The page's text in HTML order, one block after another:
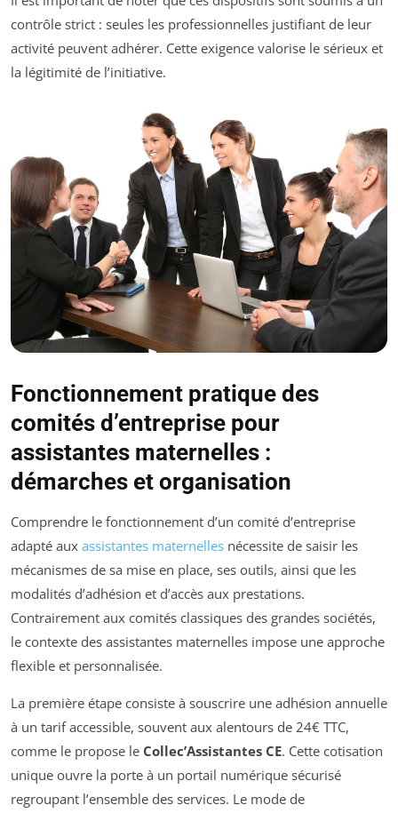
contrôle strict : seules les professionnelles justifiant de leur
activité peuvent adhérer. Cette exigence valorise le sérieux et
la légitimité de l’initiative.
Fonctionnement pratique des
comités d’entreprise pour
assistantes maternelles :
démarches et organisation
Comprendre le fonctionnement d’un comité d’entreprise
adapté aux assistantes maternelles nécessite de saisir les
mécanismes de sa mise en place, ses outils, ainsi que les
modalités d’adhésion et d’accès aux prestations.
Contrairement aux comités classiques des grandes sociétés,
le contexte des assistantes maternelles impose une approche
flexible et personnalisée.
La première étape consiste à souscrire une adhésion annuelle
à un tarif accessible, souvent aux alentours de 24€ TTC,
comme le propose le Collec’Assistantes CE. Cette cotisation
unique ouvre la porte à un portail numérique sécurisé
regroupant l’ensemble des services. Le mode de